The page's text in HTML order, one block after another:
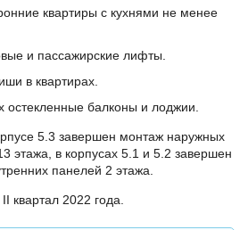
квартиры с кухнями не менее
и пассажирские лифты.
в квартирах.
остекленные балконы и лоджии.
5.3 завершен монтаж наружных
этажа, в корпусах 5.1 и 5.2 завершен
панелей 2 этажа.
квартал 2022 года.